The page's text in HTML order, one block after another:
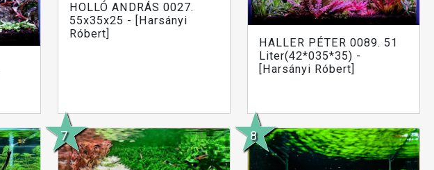
HOLLÓ ANDRÁS 0027.
55x35x25 - [Harsányi
Róbert]
HALLER PÉTER 0089. 51
Liter(42*035*35) -
[Harsányi Róbert]